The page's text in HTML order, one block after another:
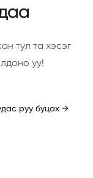
тул та хэсэг
уу!
руу буцах →